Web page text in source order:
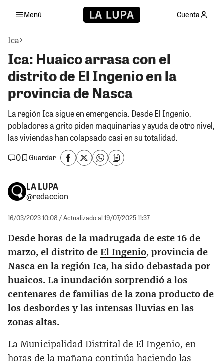
Menú Cuenta
Ica
Ica: Huaico arrasa con el
distrito de El Ingenio en la
provincia de Nasca
La región Ica sigue en emergencia. Desde El Ingenio,
pobladores a grito piden maquinarias y ayuda de otro nivel,
las viviendas han colapsado casi en su totalidad.
0
Guardar
LA LUPA
@redaccion
16/03/2023 10:08 / Actualizado al 19/07/2025 11:37
Desde horas de la madrugada de este 16 de
marzo, el distrito de El Ingenio, provincia de
Nasca en la región Ica, ha sido debastada por
huaicos. La inundación sorprendió a los
centenares de familias de la zona producto de
los desbordes y las intensas lluvias en las
zonas altas.
La Municipalidad Distrital de El Ingenio, en
horas de la mañana continúa haciendo las